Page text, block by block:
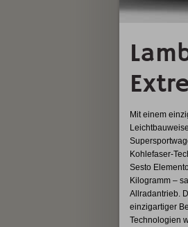
Mit einem
Kohlefaser-
Sesto
Kilogramm –
Allradantrieb.
einzigartiger
Technologien